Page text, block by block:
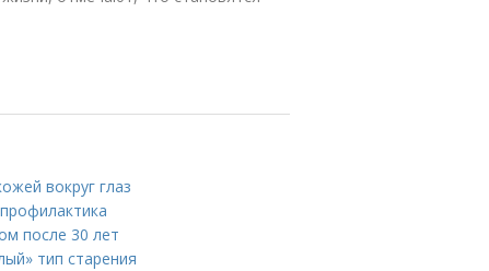
вокруг глаз
после 30 лет
тип старения